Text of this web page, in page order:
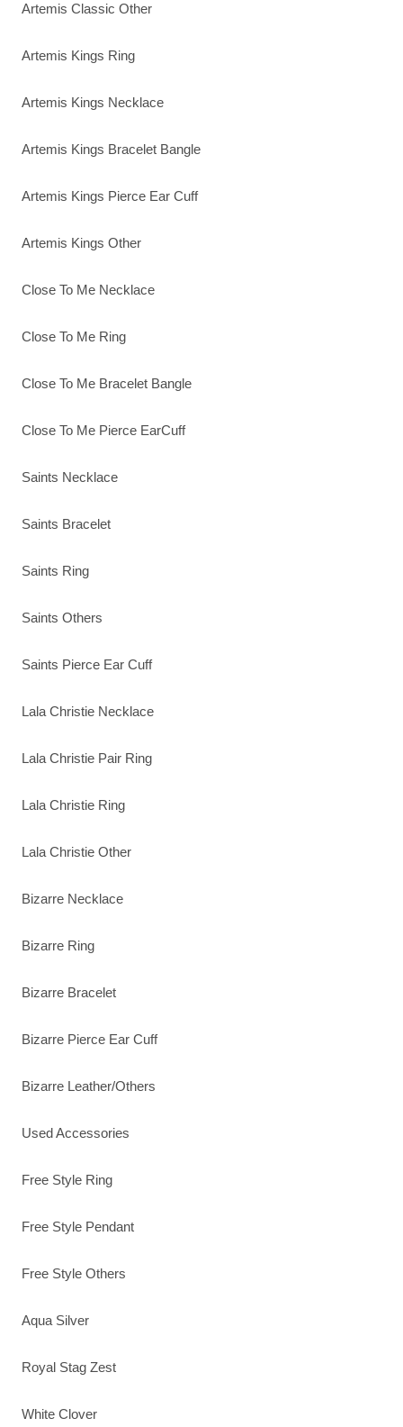
Artemis Classic Other
Artemis Kings Ring
Artemis Kings Necklace
Artemis Kings Bracelet Bangle
Artemis Kings Pierce Ear Cuff
Artemis Kings Other
Close To Me Necklace
Close To Me Ring
Close To Me Bracelet Bangle
Close To Me Pierce EarCuff
Saints Necklace
Saints Bracelet
Saints Ring
Saints Others
Saints Pierce Ear Cuff
Lala Christie Necklace
Lala Christie Pair Ring
Lala Christie Ring
Lala Christie Other
Bizarre Necklace
Bizarre Ring
Bizarre Bracelet
Bizarre Pierce Ear Cuff
Bizarre Leather/Others
Used Accessories
Free Style Ring
Free Style Pendant
Free Style Others
Aqua Silver
Royal Stag Zest
White Clover